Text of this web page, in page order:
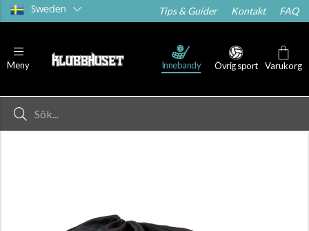
Sweden Tips & Guider Kontakt FAQ
Meny Innebandy Övrig sport Varukorg